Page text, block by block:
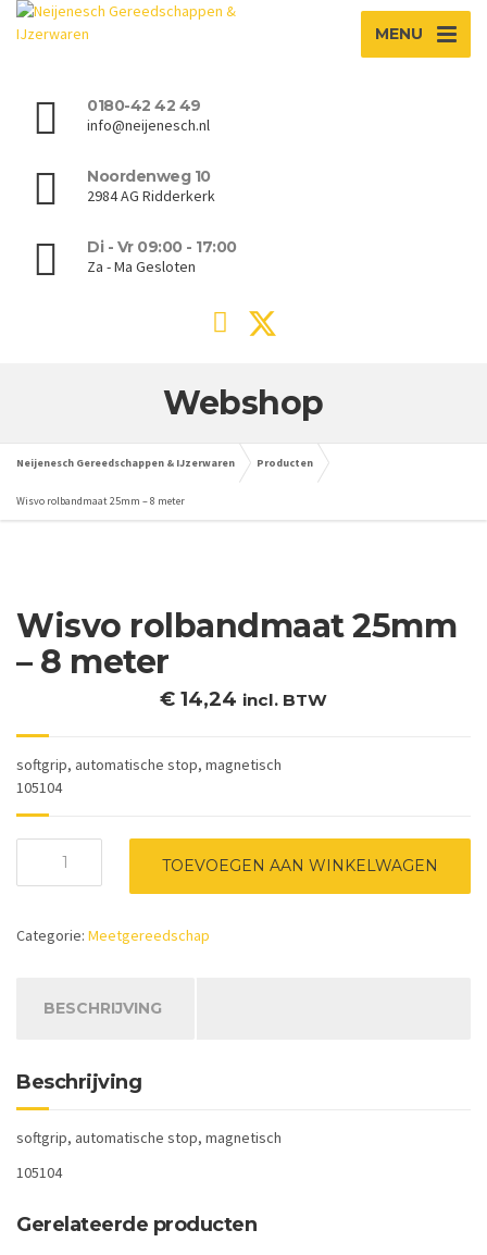
MENU
0180-42 42 49
info@neijenesch.nl
Noordenweg 10
2984 AG Ridderkerk
Di - Vr 09:00 - 17:00
Za - Ma Gesloten
Webshop
Neijenesch Gereedschappen & IJzerwaren Producten
Wisvo rolbandmaat 25mm – 8 meter
Wisvo rolbandmaat 25mm
– 8 meter
€ 14,24 incl. BTW
softgrip, automatische stop, magnetisch
105104
rolbandmaat
8
TOEVOEGEN AAN WINKELWAGEN
Categorie: Meetgereedschap
BESCHRIJVING
Beschrijving
softgrip, automatische stop, magnetisch
105104
Gerelateerde producten